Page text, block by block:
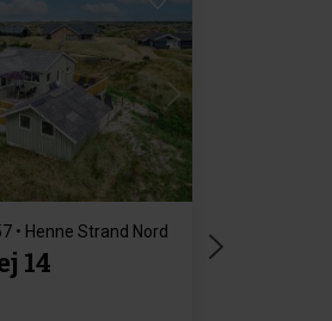
Indlæser...
• Henne Strand Nord
14